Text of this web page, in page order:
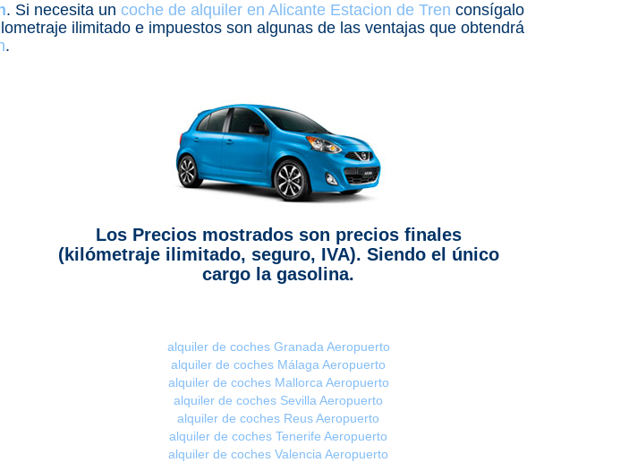
. Si necesita un coche de alquiler en Alicante Estacion de Tren consígalo
ilimitado e impuestos son algunas de las ventajas que obtendrá
.
Los Precios mostrados son precios finales
(kilómetraje ilimitado, seguro, IVA). Siendo el único
cargo la gasolina.
alquiler de coches Granada Aeropuerto
alquiler de coches Málaga Aeropuerto
alquiler de coches Mallorca Aeropuerto
alquiler de coches Sevilla Aeropuerto
alquiler de coches Reus Aeropuerto
alquiler de coches Tenerife Aeropuerto
alquiler de coches Valencia Aeropuerto